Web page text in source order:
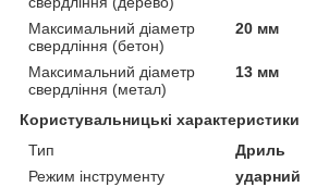
Максимальний діаметр
свердління (бетон)
20 мм
Максимальний діаметр
свердління (метал)
13 мм
Користувальницькі характеристики
Тип
Дриль
Режим інструменту
ударний